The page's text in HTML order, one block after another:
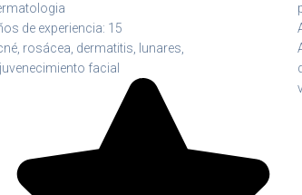
de experiencia: 15
rosácea, dermatitis, lunares,
facial